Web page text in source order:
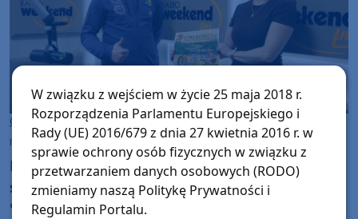
Gmina Cekcyn
niedziela, 15 marca 2026, 08:47
Pieszo i rowerem na orientację - chętni mogą
się już zapisywać na tegoroczny
"Cyklocekcyn"
W związku z wejściem w życie 25 maja 2018 r.
Rozporządzenia Parlamentu Europejskiego i
Rady (UE) 2016/679 z dnia 27 kwietnia 2016 r. w
sprawie ochrony osób fizycznych w związku z
przetwarzaniem danych osobowych (RODO)
zmieniamy naszą Politykę Prywatności i
Regulamin Portalu.